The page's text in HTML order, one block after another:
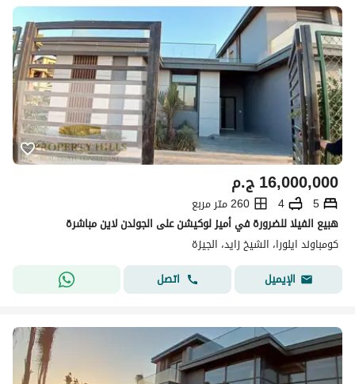
ج.م16,000,000
5
4
260 متر مربع
هبيع الفيلا للضرورة في أميز لوكيشن على الجولدن لاين مباشرة
كومباوند ايلورا، الشيخ زايد، الجيزة
الإيميل
اتصل